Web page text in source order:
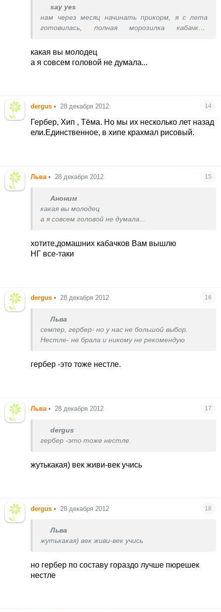
say yes
нам через месяц начинать прикорм, я с лета
готовилась, полная морозилка кабачков,
какая вы молодец
а я совсем головой не думала...
dergus • 28 декабря 2012 14
Гербер, Хип , Тёма. Но мы их несколько лет назад
ели.Единственное, в хипе крахмал рисовый.
Льва • 28 декабря 2012 15
Аноним
какая вы молодец
а я совсем головой не думала...
хотите,домашних кабачков Вам вышлю
НГ все-таки
dergus • 28 декабря 2012 16
Льва
семпер, гербер- но у нас не большой выбор.
Нестле- не брала и никому не рекомендую
гербер -это тоже нестле.
Льва • 28 декабря 2012 17
dergus
гербер -это тоже нестле.
жутькакая) век живи-век учись
dergus • 28 декабря 2012 18
Льва
жутькакая) век живи-век учись
но гербер по составу гораздо лучше пюрешек
нестле